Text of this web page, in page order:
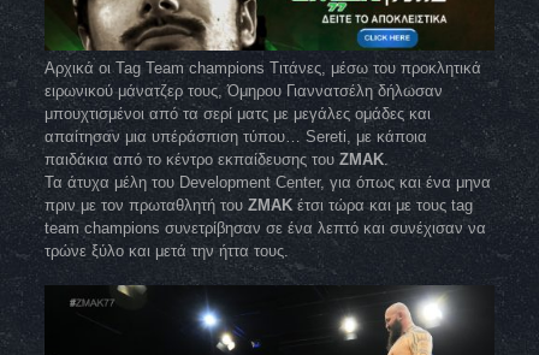
Αρχικά οι Tag Team champions Τιτάνες, μέσω του προκλητικά
ειρωνικού μάνατζερ τους, Όμηρου Γιαννατσέλη δήλωσαν
μπουχτισμένοι από τα σερί ματς με μεγάλες ομάδες και
απαίτησαν μια υπέράσπιση τύπου… Sereti, με κάποια
παιδάκια από το κέντρο εκπαίδευσης του ZMAK.
Τα άτυχα μέλη του Development Center, για όπως και ένα μηνα
πριν με τον πρωταθλητή του ZMAKέτσι τώρα και με τους tag
team champions συνετρίβησαν σε ένα λεπτό και συνέχισαν να
τρώνε ξύλο και μετά την ήττα τους.